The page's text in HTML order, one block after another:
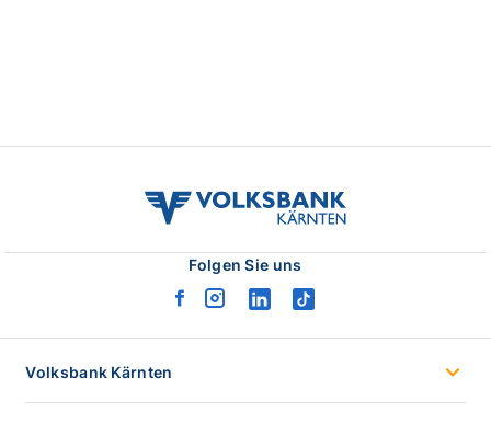
volksbank
kaernten
Folgen Sie uns
facebook
instagram
linkedintiktok
Volksbank Kärnten